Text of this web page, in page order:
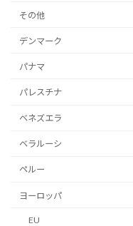
その他
デンマーク
パナマ
パレスチナ
ベネズエラ
ベラルーシ
ペルー
ヨーロッパ
EU